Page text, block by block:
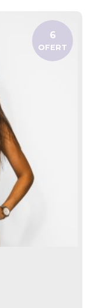
6
OFERT